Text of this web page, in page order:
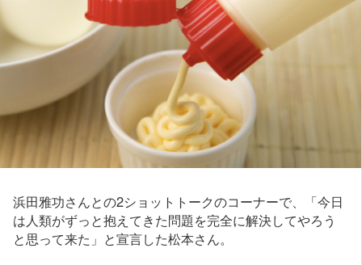
浜田雅功さんとの2ショットトークのコーナーで、「今日
は人類がずっと抱えてきた問題を完全に解決してやろう
と思って来た」と宣言した松本さん。